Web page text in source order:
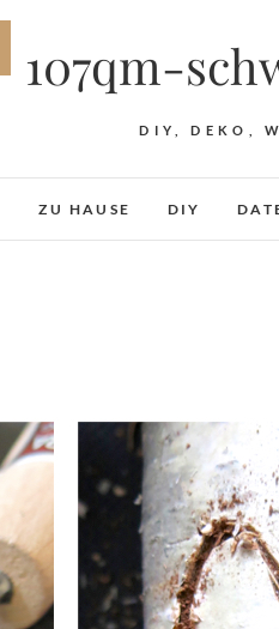
107qm-
DIY, DEKO,
ZU HAUSE DIY